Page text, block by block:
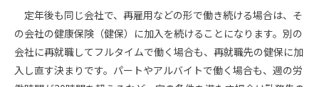
定年後も同じ会社で、再雇用などの形で働き続ける場合は、そ
の会社の健康保険（健保）に加入を続けることになります。別の
会社に再就職してフルタイムで働く場合も、再就職先の健保に加
入し直す決まりです。パートやアルバイトで働く場合も、週の労